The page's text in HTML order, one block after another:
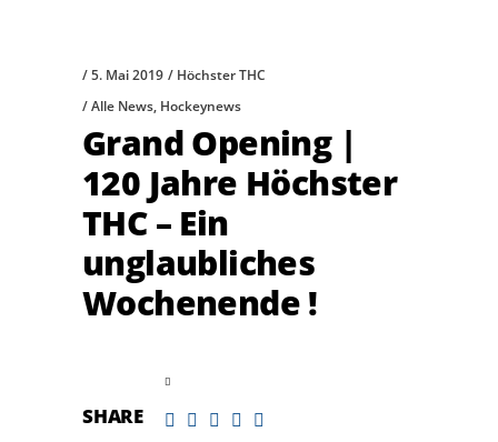
5. Mai 2019
Höchster THC
Alle News, Hockeynews
Grand Opening |
120 Jahre Höchster
THC – Ein
unglaubliches
Wochenende !
SHARE